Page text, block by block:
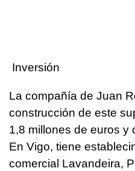
Inversión
La compañía de Juan
construcción de este
1,8 millones de euros y
En Vigo, tiene
comercial Lavandeira,